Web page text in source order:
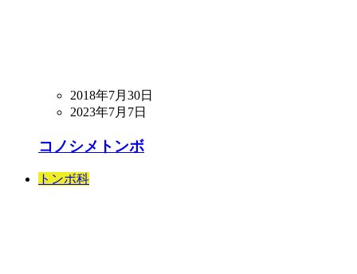
2018年7月30日
2023年7月7日
コノシメトンボ
トンボ科